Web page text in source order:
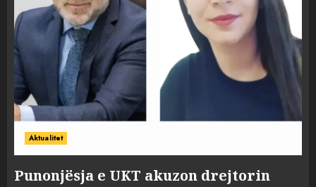
Aktualitet
Punonjësja e UKT akuzon drejtorin